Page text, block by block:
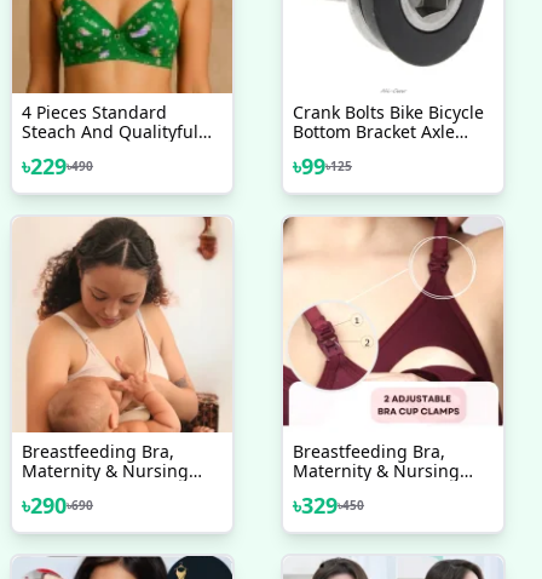
4 Pieces Standard
Steach And Qualityful
For Womens And Girls &
Good Quality
৳229৳490
Crank Bolts Bike Bicycle
Bottom Bracket Axle
Arm Bolts Crank High
Quality 1 Pc
৳99৳125
Breastfeeding Bra,
Maternity & Nursing
Non Padded Bra
৳290৳690
Breastfeeding Bra,
Maternity & Nursing
Non Padded Bra
৳329৳450